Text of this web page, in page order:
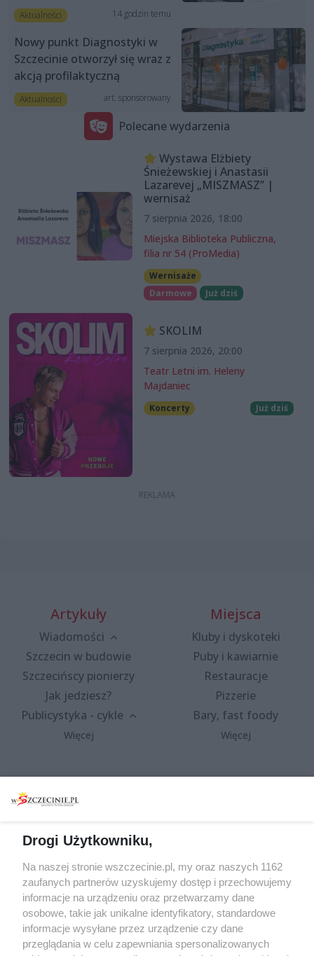
Aktualności 14 godzin temu
Nowy punkt Diagnostyki w
Szczecinie otworzył się wraz z
akcją profilaktyczną
Aktualności art. sponsorowany
Polecane wydarzenia
Wystawa Elżbiety
Śnieżewskiej i Anastasii
Lazarevej „MISZMASZ” |
wernisaż
7 sierpnia 2026, 18:00
Miejska Biblioteka Publiczna,
filia nr 54 (ProMedia)
Wernisaże
Darmowe
Już dziś
SKOLIM
7 sierpnia 2026, 20:00
Teatr Letni im. Heleny
Majdaniec
Koncerty Już dziś
Artykuły
Wiadomości
Szczecin w budowie
Szczecińscy pionierzy
Jak jedziesz?
Publicystyka - cykle
Więcej
Miejsca
Kluby i dyskoteki
Puby i kawiarnie
Restauracje
Pizzerie
Bary, fast foody
Więcej
Wydarzenia
Warsztaty
Jarmarki, festyny, pchle
targi
Wernisaże
Więcej
Reklama
Redakcja
Specjalny koncert z okazji
20. urodzin portalu
wSzczecinie.pl
Drogi Użytkowniku,
Na naszej stronie wszczecinie.pl, my oraz naszych 1162
zaufanych partnerów uzyskujemy dostęp i przechowujemy
informacje na urządzeniu oraz przetwarzamy dane
osobowe, takie jak unikalne identyfikatory, standardowe
informacje wysyłane przez urządzenie czy dane
przeglądania w celu zapewniania spersonalizowanych